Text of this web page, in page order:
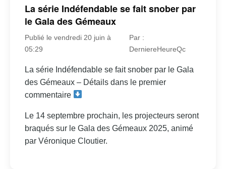
La série Indéfendable se fait snober par
le Gala des Gémeaux
Publié le vendredi 20 juin à
05:29
Par :
DerniereHeureQc
La série Indéfendable se fait snober par le Gala
des Gémeaux – Détails dans le premier
commentaire
Le 14 septembre prochain, les projecteurs seront
braqués sur le Gala des Gémeaux 2025, animé
par Véronique Cloutier.